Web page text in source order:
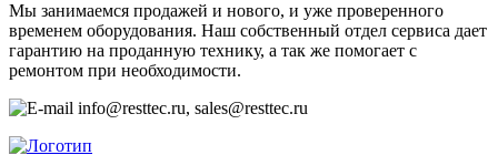
Мы занимаемся продажей и нового, и уже проверенного
временем оборудования. Наш собственный отдел сервиса дает
гарантию на проданную технику, а так же помогает с
ремонтом при необходимости.
info@resttec.ru, sales@resttec.ru